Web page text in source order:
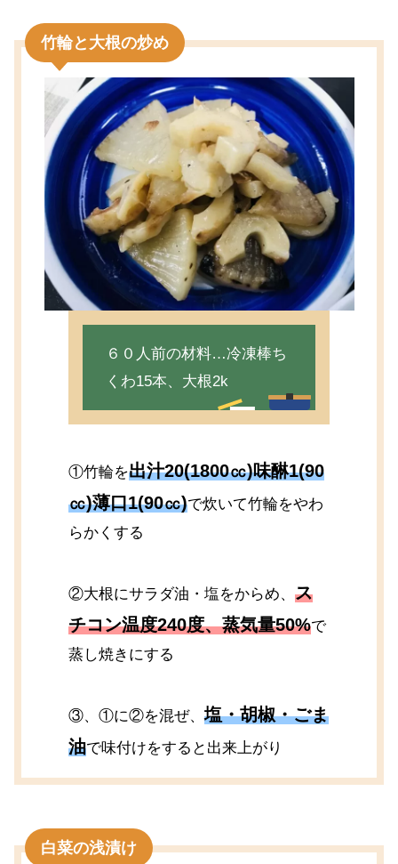
竹輪と大根の炒め
６０人前の材料…冷凍棒ち
くわ15本、大根2k
①竹輪を出汁20(1800㏄)味醂1(90
㏄)薄口1(90㏄)で炊いて竹輪をやわ
らかくする
②大根にサラダ油・塩をからめ、ス
チコン温度240度、蒸気量50%で
蒸し焼きにする
③、①に②を混ぜ、塩・胡椒・ごま
油で味付けをすると出来上がり
白菜の浅漬け